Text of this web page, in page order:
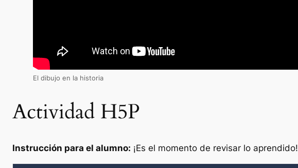
El dibujo en la historia
Actividad H5P
Instrucción para el alumno: ¡Es el momento de revisar lo aprendido!